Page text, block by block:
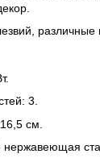
различные
3.
см.
нержавеющая